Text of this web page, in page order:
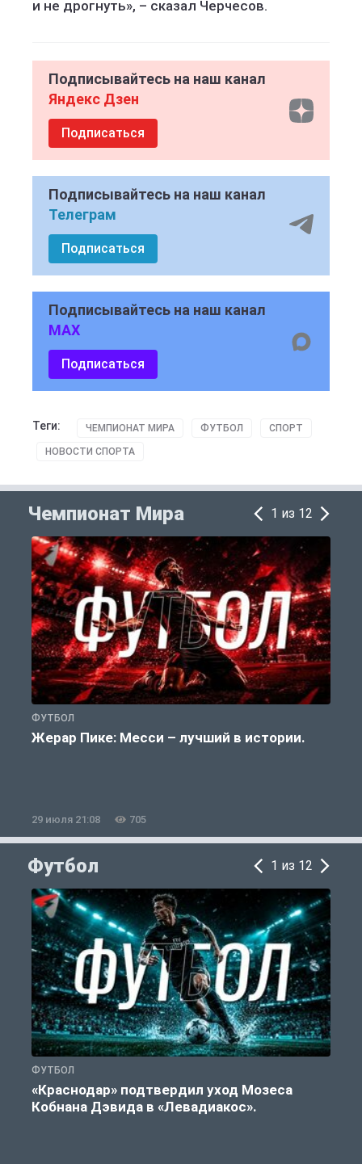
и не дрогнуть», – сказал Черчесов.
Подписывайтесь на наш канал
Яндекс Дзен
Подписаться
Подписывайтесь на наш канал
Телеграм
Подписаться
Подписывайтесь на наш канал
MAX
Подписаться
Теги: ЧЕМПИОНАТ МИРА ФУТБОЛ СПОРТ
НОВОСТИ СПОРТА
Чемпионат Мира 1 из 12
ФУТБОЛ
Жерар Пике: Месси – лучший в истории.
29 июля 21:08 705
Футбол 1 из 12
ФУТБОЛ
«Краснодар» подтвердил уход Мозеса
Кобнана Дэвида в «Левадиакос».